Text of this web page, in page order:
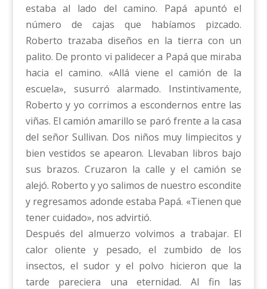
estaba al lado del camino. Papá apuntó el
número de cajas que habíamos pizcado.
Roberto trazaba diseños en la tierra con un
palito. De pronto vi palidecer a Papá que miraba
hacia el camino. «Allá viene el camión de la
escuela», susurró alarmado. Instintivamente,
Roberto y yo corrimos a escondernos entre las
viñas. El camión amarillo se paró frente a la casa
del señor Sullivan. Dos niños muy limpiecitos y
bien vestidos se apearon. Llevaban libros bajo
sus brazos. Cruzaron la calle y el camión se
alejó. Roberto y yo salimos de nuestro escondite
y regresamos adonde estaba Papá. «Tienen que
tener cuidado», nos advirtió.
Después del almuerzo volvimos a trabajar. El
calor oliente y pesado, el zumbido de los
insectos, el sudor y el polvo hicieron que la
tarde pareciera una eternidad. Al fin las